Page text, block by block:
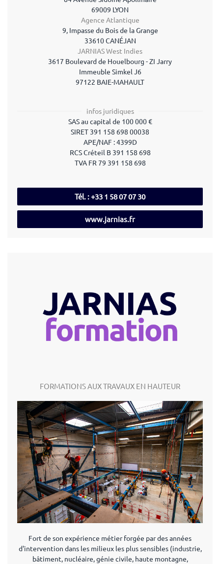
69009 LYON
Agence Atlantique
9, Impasse du Bois de la Grange
33610 CANÉJAN
JARNIAS West Indies
3617 Boulevard de Houelbourg - ZI Jarry
Immeuble Simkel J6
97122 BAIE-MAHAULT
infos juridiques
SAS au capital de 100 000 €
SIRET 391 158 698 00038
APE/NAF : 4399D
RCS Créteil B 391 158 698
TVA FR 79 391 158 698
Tél. : +33 1 58 07 07 30
www.jarnias.fr
FORMATIONS AUX TRAVAUX EN HAUTEUR
Fort de son expérience métier forgée par des années
d'intervention dans les milieux les plus sensibles (industrie,
bâtiment, nucléaire, génie civile, haute montagne,